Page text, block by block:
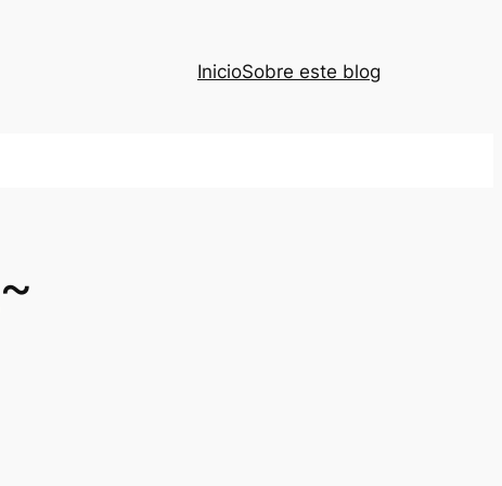
InicioSobre este blog
~